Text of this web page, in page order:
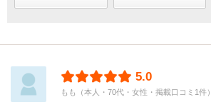
5.0
もも（本人・70代・女性・掲載口コミ1件）